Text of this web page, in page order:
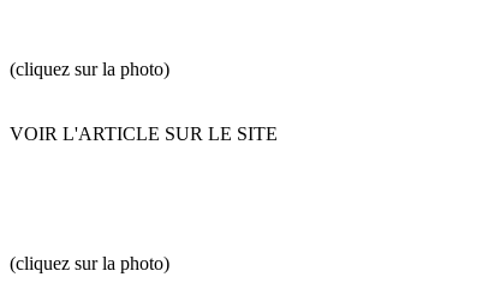
(cliquez sur la photo)
VOIR L'ARTICLE SUR LE SITE
(cliquez sur la photo)